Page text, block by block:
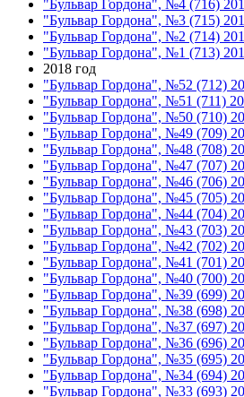
"Бульвар Гордона", №4 (716)
"Бульвар Гордона", №3 (715)
"Бульвар Гордона", №2 (714)
"Бульвар Гордона", №1 (713)
2018 год
"Бульвар Гордона", №52 (712)
"Бульвар Гордона", №51 (711)
"Бульвар Гордона", №50 (710)
"Бульвар Гордона", №49 (709)
"Бульвар Гордона", №48 (708)
"Бульвар Гордона", №47 (707)
"Бульвар Гордона", №46 (706)
"Бульвар Гордона", №45 (705)
"Бульвар Гордона", №44 (704)
"Бульвар Гордона", №43 (703)
"Бульвар Гордона", №42 (702)
"Бульвар Гордона", №41 (701)
"Бульвар Гордона", №40 (700)
"Бульвар Гордона", №39 (699)
"Бульвар Гордона", №38 (698)
"Бульвар Гордона", №37 (697)
"Бульвар Гордона", №36 (696)
"Бульвар Гордона", №35 (695)
"Бульвар Гордона", №34 (694)
"Бульвар Гордона", №33 (693)